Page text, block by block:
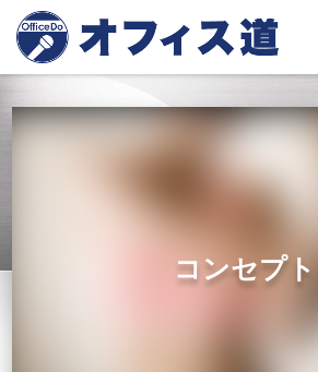
コンセプト